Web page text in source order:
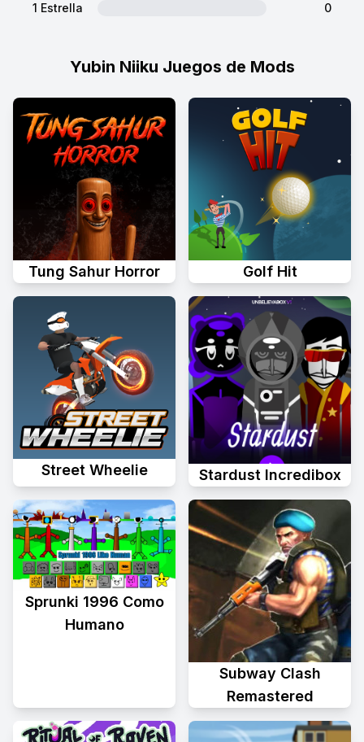
Yubin Niiku Juegos de Mods
Tung Sahur Horror Golf Hit
Street Wheelie Stardust Incredibox
Sprunki 1996 Como
Humano
Subway Clash
Remastered
1 Estrella 0